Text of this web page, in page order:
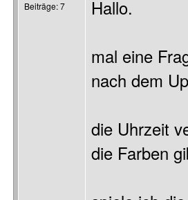
Beiträge: 7 Hallo.
mal eine
nach dem
die Uhrzeit
die Farben